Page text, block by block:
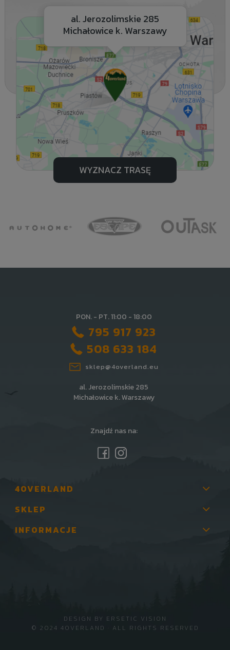
al. Jerozolimskie 285
Michałowice k. Warszawy
WYZNACZ TRASĘ
PON. - PT. 11:00 - 18:00
795 917 923
508 633 184
sklep@4overland.eu
al. Jerozolimskie 285
Michałowice k. Warszawy
Znajdź nas na:
4OVERLAND
SKLEP
INFORMACJE
© 2024 4OVERLAND · ALL RIGHTS RESERVED
DESIGN BY ERSETIC VISION